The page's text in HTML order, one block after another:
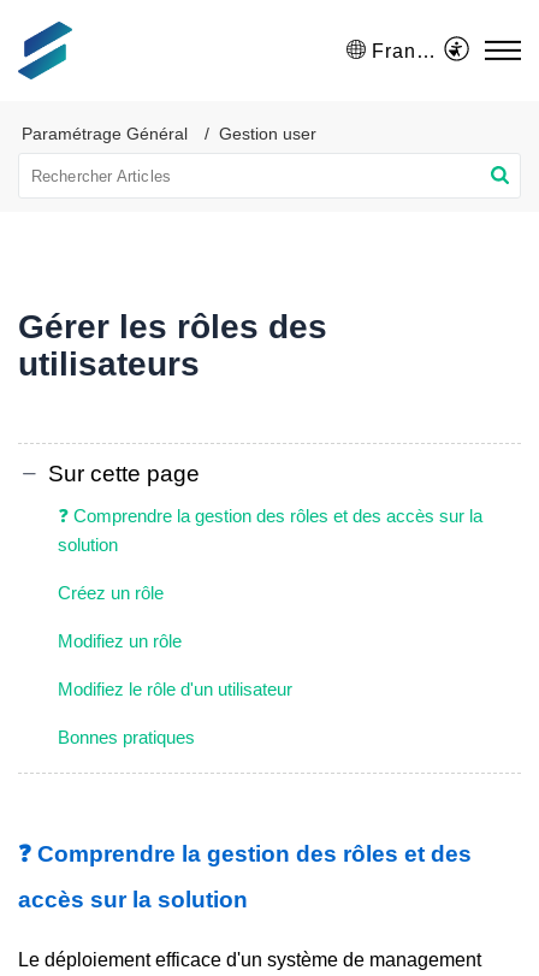
Français (France)
Paramétrage Général Gestion user
Gérer les rôles des
utilisateurs
Sur cette page
❓ Comprendre la gestion des rôles et des accès sur la
solution
Créez un rôle
Modifiez un rôle
Modifiez le rôle d'un utilisateur
Bonnes pratiques
❓ Comprendre la gestion des rôles et des
accès sur la solution
Le déploiement efficace d'un système de management